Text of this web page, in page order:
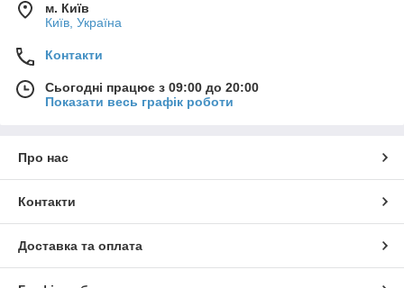
м. Київ
Київ, Україна
Контакти
Сьогодні працює з 09:00 до 20:00
Показати весь графік роботи
Про нас
Контакти
Доставка та оплата